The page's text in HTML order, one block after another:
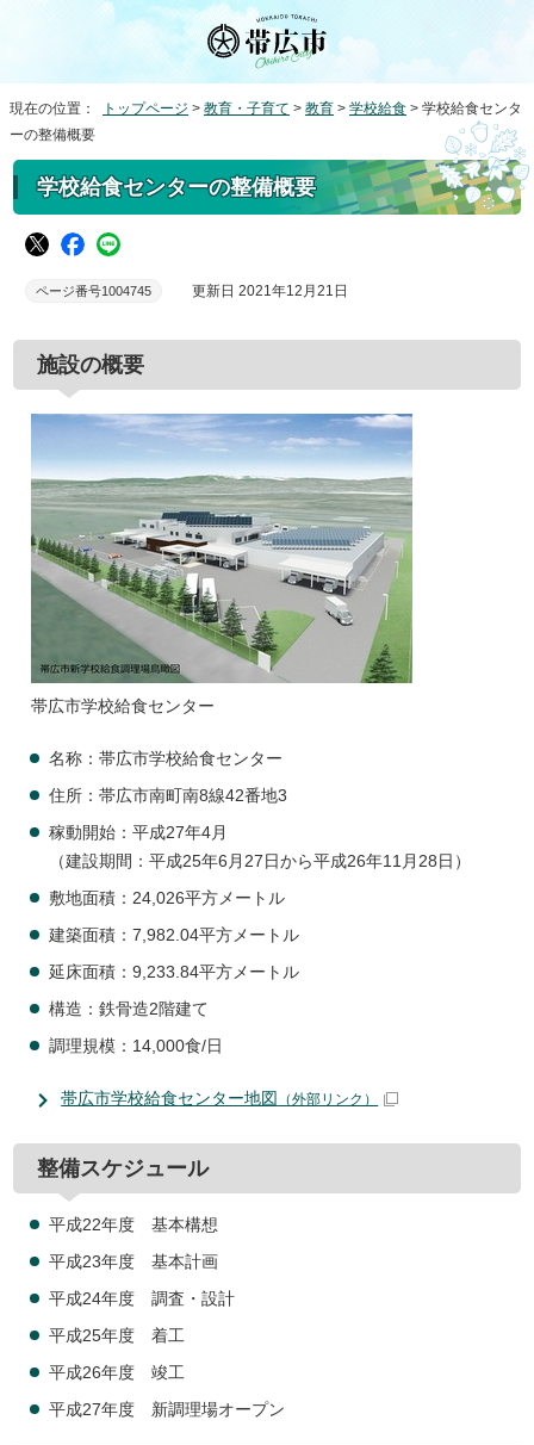
現在の位置： トップページ > 教育・子育て > 教育 > 学校給食 > 学校給食センタ
ーの整備概要
学校給食センターの整備概要
ページ番号1004745 更新日 2021年12月21日
施設の概要
帯広市学校給食センター
名称：帯広市学校給食センター
住所：帯広市南町南8線42番地3
稼動開始：平成27年4月
（建設期間：平成25年6月27日から平成26年11月28日）
敷地面積：24,026平方メートル
建築面積：7,982.04平方メートル
延床面積：9,233.84平方メートル
構造：鉄骨造2階建て
調理規模：14,000食/日
帯広市学校給食センター地図 （外部リンク）
整備スケジュール
平成22年度 基本構想
平成23年度 基本計画
平成24年度 調査・設計
平成25年度 着工
平成26年度 竣工
平成27年度 新調理場オープン